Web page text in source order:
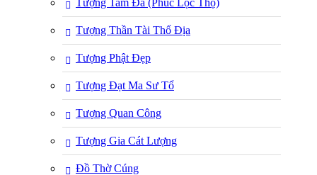
Tượng Tam Đa (Phúc Lộc Thọ)
Tượng Thần Tài Thổ Địa
Tượng Phật Đẹp
Tượng Đạt Ma Sư Tổ
Tượng Quan Công
Tượng Gia Cát Lượng
Đồ Thờ Cúng